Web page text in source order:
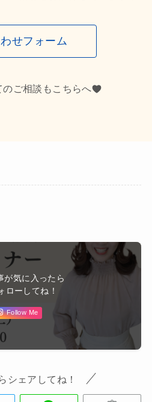
せフォーム
ご相談もこちらへ
が気に入ったら
ローしてね！
Follow Me
シェアしてね！